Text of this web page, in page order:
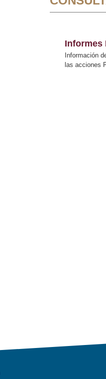
Informes
Información
las acciones